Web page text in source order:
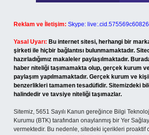
Reklam ve İletişim: Skype:
Yasal Uyarı: Bu internet sitesi, herhangi bir
şirketi ile hiçbir bağlantısı bulunmamaktadır.
hazırladığımız makaleler paylaşılmaktadır.
haber niteliği taşımamakta olup, gerçek kurum
paylaşım yapılmamaktadır. Gerçek kurum ve
benzerlikleri tamamen tesadüfidir. Sitemizdeki
halindedir ve tavsiye niteliği taşımazlar.
Sitemiz, 5651 Sayılı Kanun gereğince Bilgi
Kurumu (BTK) tarafından onaylanmış bir Yer
vermektedir. Bu nedenle, sitedeki içerikleri proaktif